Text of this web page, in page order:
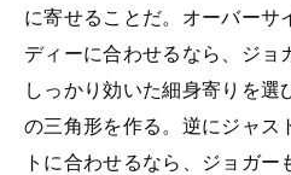
に寄せることだ。オーバーサ
ディーに合わせるなら、ジョ
しっかり効いた細身寄りを
の三角形を作る。逆にジャス
トに合わせるなら、ジョガー